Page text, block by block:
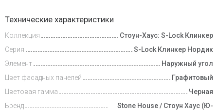
и оплата
Технические характеристики
Коллекция
Стоун-Хаус: S-Lock Клинкер
Серия
S-Lock Клинкер Нордик
Элемент
Наружный угол
Цвет фасадных панелей
Графитовый
Цветовая гамма
Черная
Бренд
Stone House / Стоун Хаус (Ю-